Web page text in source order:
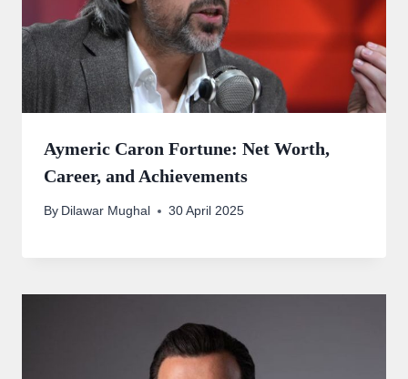
Aymeric Caron Fortune: Net Worth,
Career, and Achievements
By Dilawar Mughal 30 April 2025